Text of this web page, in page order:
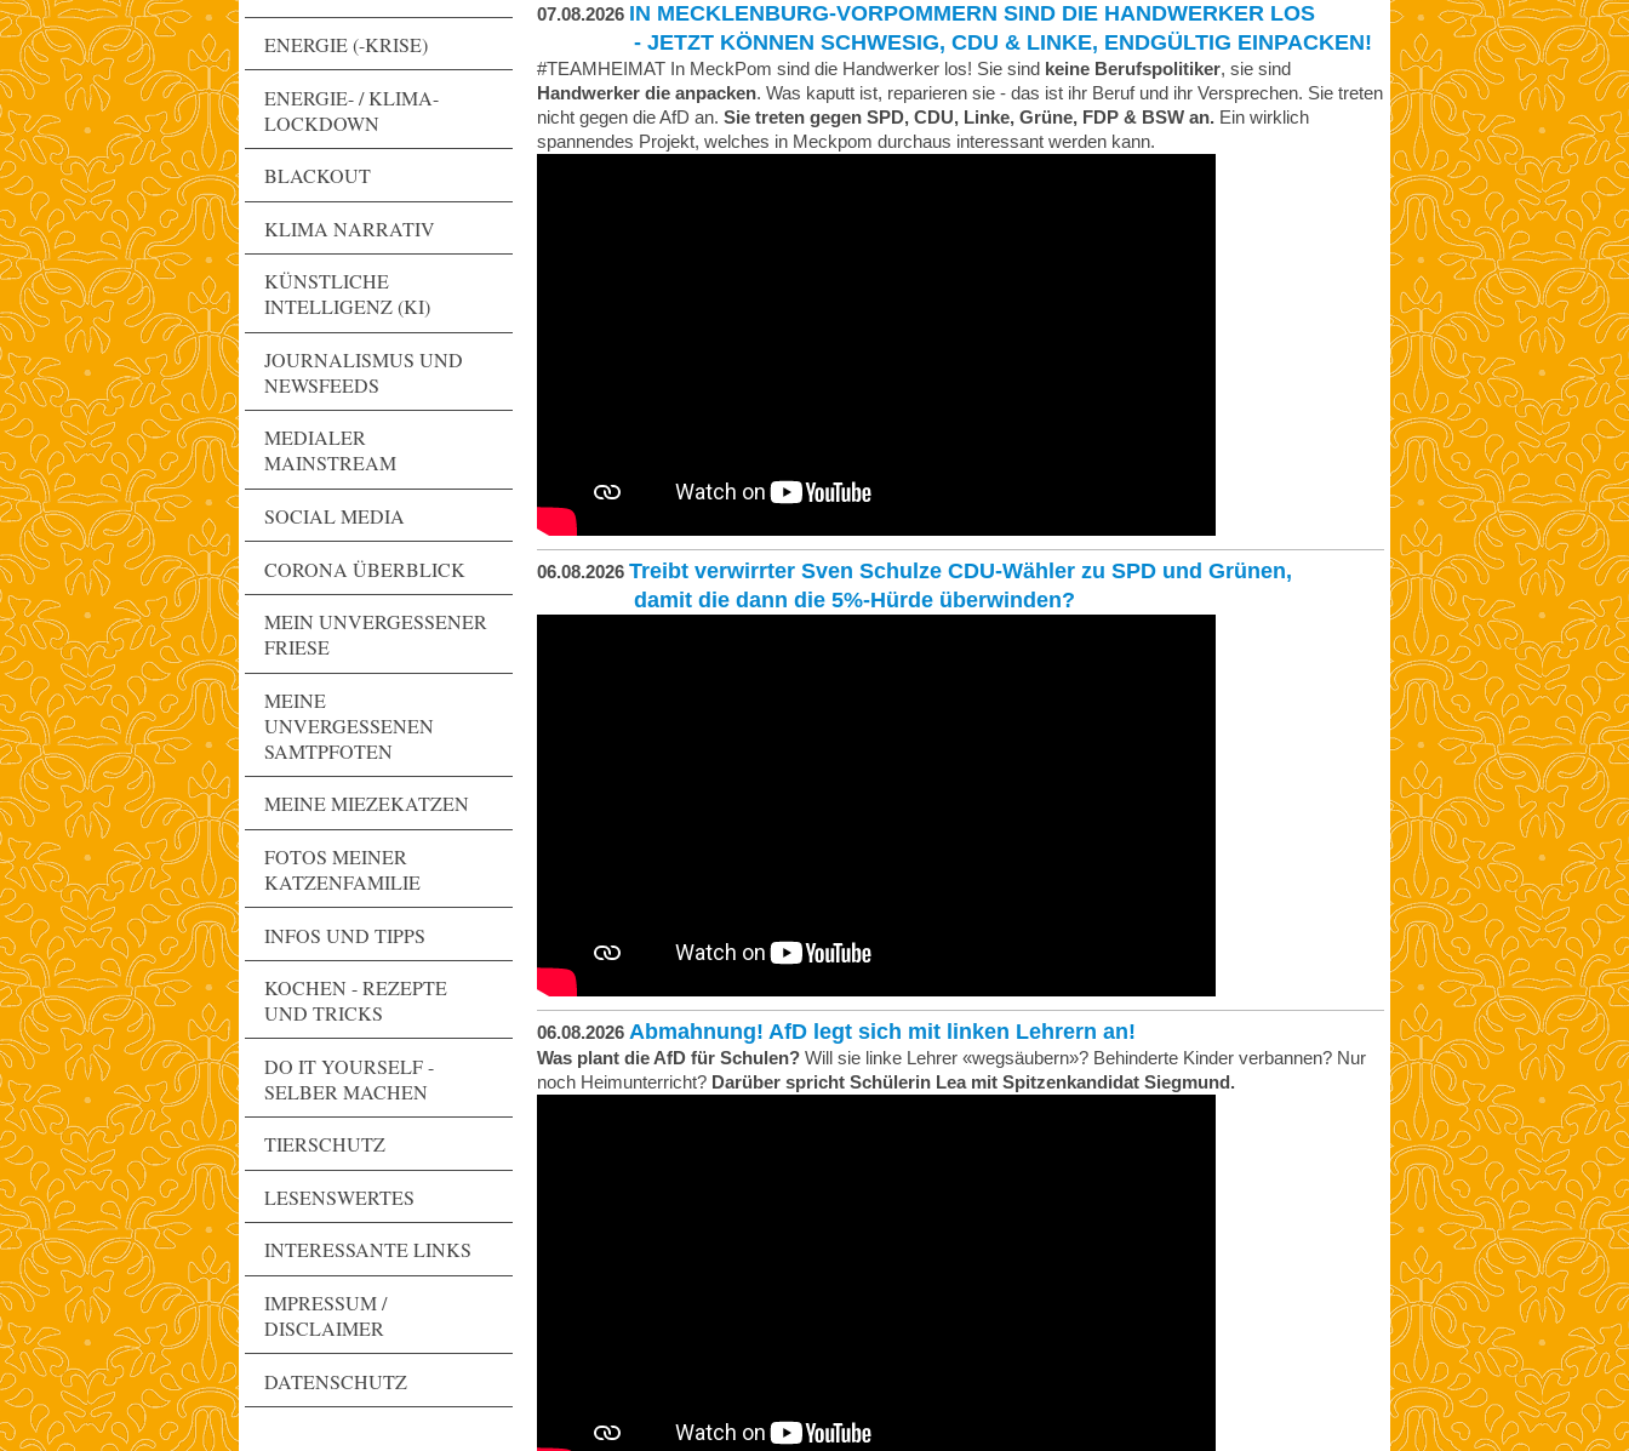
ENERGIE (-KRISE)
ENERGIE- / KLIMA-
LOCKDOWN
BLACKOUT
KLIMA NARRATIV
KÜNSTLICHE
INTELLIGENZ (KI)
JOURNALISMUS UND
NEWSFEEDS
MEDIALER
MAINSTREAM
SOCIAL MEDIA
CORONA ÜBERBLICK
MEIN UNVERGESSENER
FRIESE
MEINE
UNVERGESSENEN
SAMTPFOTEN
MEINE MIEZEKATZEN
FOTOS MEINER
KATZENFAMILIE
INFOS UND TIPPS
KOCHEN - REZEPTE
UND TRICKS
DO IT YOURSELF -
SELBER MACHEN
TIERSCHUTZ
LESENSWERTES
INTERESSANTE LINKS
IMPRESSUM /
DISCLAIMER
DATENSCHUTZ
07.08.2026 IN MECKLENBURG-VORPOMMERN SIND DIE HANDWERKER LOS
- JETZT KÖNNEN SCHWESIG, CDU & LINKE, ENDGÜLTIG EINPACKEN!
#TEAMHEIMAT In MeckPom sind die Handwerker los! Sie sind keine Berufspolitiker, sie sind
Handwerker die anpacken. Was kaputt ist, reparieren sie - das ist ihr Beruf und ihr Versprechen. Sie treten
nicht gegen die AfD an. Sie treten gegen SPD, CDU, Linke, Grüne, FDP & BSW an.Ein wirklich
spannendes Projekt, welches in Meckpom durchaus interessant werden kann.
06.08.2026 Treibt verwirrter Sven Schulze CDU-Wähler zu SPD und Grünen,
damit die dann die 5%-Hürde überwinden?
06.08.2026 Abmahnung! AfD legt sich mit linken Lehrern an!
Was plant die AfD für Schulen?Will sie linke Lehrer «wegsäubern»? Behinderte Kinder verbannen? Nur
noch Heimunterricht? Darüber spricht Schülerin Lea mit Spitzenkandidat Siegmund.